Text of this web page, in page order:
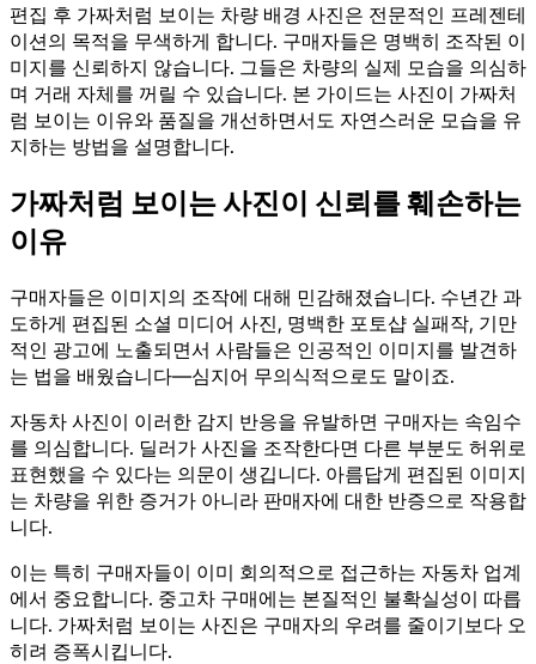
편집 후 가짜처럼 보이는 차량 배경 사진은 전문적인 프레젠테
이션의 목적을 무색하게 합니다. 구매자들은 명백히 조작된 이
미지를 신뢰하지 않습니다. 그들은 차량의 실제 모습을 의심하
며 거래 자체를 꺼릴 수 있습니다. 본 가이드는 사진이 가짜처
럼 보이는 이유와 품질을 개선하면서도 자연스러운 모습을 유
지하는 방법을 설명합니다.
가짜처럼 보이는 사진이 신뢰를 훼손하는
이유
구매자들은 이미지의 조작에 대해 민감해졌습니다. 수년간 과
도하게 편집된 소셜 미디어 사진, 명백한 포토샵 실패작, 기만
적인 광고에 노출되면서 사람들은 인공적인 이미지를 발견하
는 법을 배웠습니다—심지어 무의식적으로도 말이죠.
자동차 사진이 이러한 감지 반응을 유발하면 구매자는 속임수
를 의심합니다. 딜러가 사진을 조작한다면 다른 부분도 허위로
표현했을 수 있다는 의문이 생깁니다. 아름답게 편집된 이미지
는 차량을 위한 증거가 아니라 판매자에 대한 반증으로 작용합
니다.
이는 특히 구매자들이 이미 회의적으로 접근하는 자동차 업계
에서 중요합니다. 중고차 구매에는 본질적인 불확실성이 따릅
니다. 가짜처럼 보이는 사진은 구매자의 우려를 줄이기보다 오
히려 증폭시킵니다.